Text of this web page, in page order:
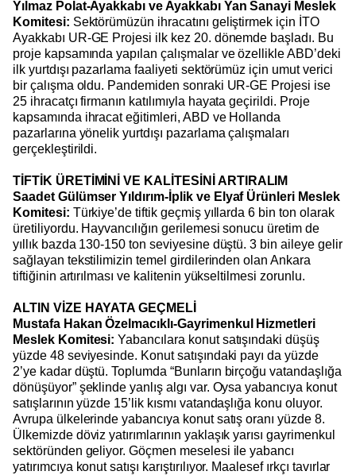
Yılmaz Polat-Ayakkabı ve Ayakkabı Yan Sanayi Meslek
Komitesi: Sektörümüzün ihracatını geliştirmek için İTO
Ayakkabı UR-GE Projesi ilk kez 20. dönemde başladı. Bu
proje kapsamında yapılan çalışmalar ve özellikle ABD’deki
ilk yurtdışı pazarlama faaliyeti sektörümüz için umut verici
bir çalışma oldu. Pandemiden sonraki UR-GE Projesi ise
25 ihracatçı firmanın katılımıyla hayata geçirildi. Proje
kapsamında ihracat eğitimleri, ABD ve Hollanda
pazarlarına yönelik yurtdışı pazarlama çalışmaları
gerçekleştirildi.
TİFTİK ÜRETİMİNİ VE KALİTESİNİ ARTIRALIM
Saadet Gülümser Yıldırım-İplik ve Elyaf Ürünleri Meslek
Komitesi: Türkiye’de tiftik geçmiş yıllarda 6 bin ton olarak
üretiliyordu. Hayvancılığın gerilemesi sonucu üretim de
yıllık bazda 130-150 ton seviyesine düştü. 3 bin aileye gelir
sağlayan tekstilimizin temel girdilerinden olan Ankara
tiftiğinin artırılması ve kalitenin yükseltilmesi zorunlu.
ALTIN VİZE HAYATA GEÇMELİ
Mustafa Hakan Özelmacıklı-Gayrimenkul Hizmetleri
Meslek Komitesi: Yabancılara konut satışındaki düşüş
yüzde 48 seviyesinde. Konut satışındaki payı da yüzde
2’ye kadar düştü. Toplumda “Bunların birçoğu vatandaşlığa
dönüşüyor” şeklinde yanlış algı var. Oysa yabancıya konut
satışlarının yüzde 15’lik kısmı vatandaşlığa konu oluyor.
Avrupa ülkelerinde yabancıya konut satış oranı yüzde 8.
Ülkemizde döviz yatırımlarının yaklaşık yarısı gayrimenkul
sektöründen geliyor. Göçmen meselesi ile yabancı
yatırımcıya konut satışı karıştırılıyor. Maalesef ırkçı tavırlar